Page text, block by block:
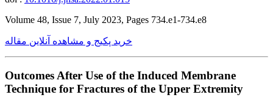
Volume 48, Issue 7, July 2023, Pages 734.e1-734.e8
خرید پکیج و مشاهده آنلاین مقاله
Outcomes After Use of the Induced Membrane
Technique for Fractures of the Upper Extremity